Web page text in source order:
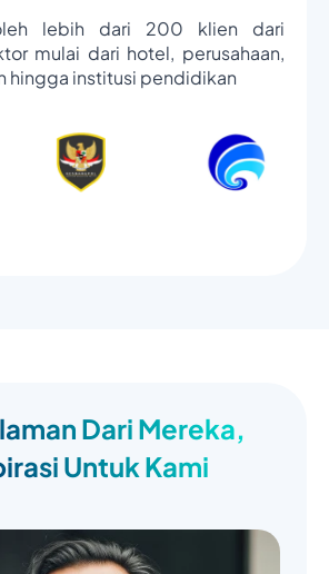
lebih dari 200 klien dari
mulai dari hotel, perusahaan,
hingga institusi pendidikan
Dari Mereka,
Untuk Kami